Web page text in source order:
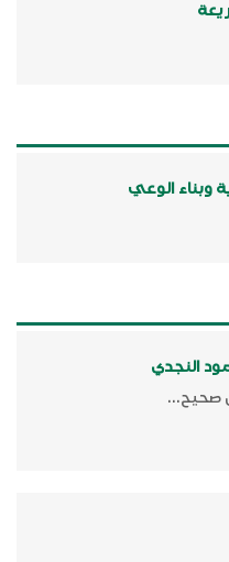
وبناء الوعي
النجدي
صحيح...